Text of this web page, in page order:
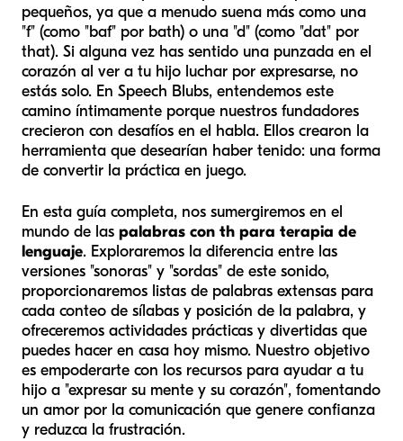
pequeños, ya que a menudo suena más como una
"f" (como "baf" por bath) o una "d" (como "dat" por
that). Si alguna vez has sentido una punzada en el
corazón al ver a tu hijo luchar por expresarse, no
estás solo. En Speech Blubs, entendemos este
camino íntimamente porque nuestros fundadores
crecieron con desafíos en el habla. Ellos crearon la
herramienta que desearían haber tenido: una forma
de convertir la práctica en juego.
En esta guía completa, nos sumergiremos en el
mundo de las palabras con th para terapia de
lenguaje. Exploraremos la diferencia entre las
versiones "sonoras" y "sordas" de este sonido,
proporcionaremos listas de palabras extensas para
cada conteo de sílabas y posición de la palabra, y
ofreceremos actividades prácticas y divertidas que
puedes hacer en casa hoy mismo. Nuestro objetivo
es empoderarte con los recursos para ayudar a tu
hijo a "expresar su mente y su corazón", fomentando
un amor por la comunicación que genere confianza
y reduzca la frustración.